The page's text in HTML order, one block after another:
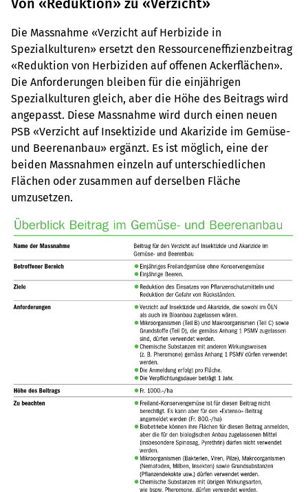
Die Massnahme «Verzicht auf Herbizide in
Spezialkulturen» ersetzt den Ressourceneffizienzbeitrag
«Reduktion von Herbiziden auf offenen Ackerflächen».
Die Anforderungen bleiben für die einjährigen
Spezialkulturen gleich, aber die Höhe des Beitrags wird
angepasst. Diese Massnahme wird durch einen neuen
PSB «Verzicht auf Insektizide und Akarizide im Gemüse-
und Beerenanbau» ergänzt. Es ist möglich, eine der
beiden Massnahmen einzeln auf unterschiedlichen
Flächen oder zusammen auf derselben Fläche
umzusetzen.